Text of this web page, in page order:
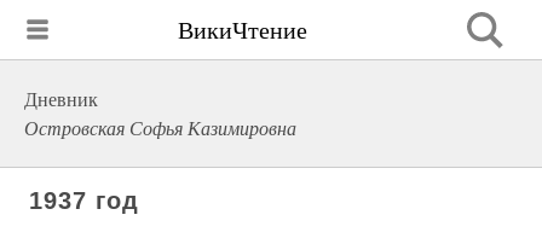
ВикиЧтение
Дневник
Островская Софья Казимировна
1937 год